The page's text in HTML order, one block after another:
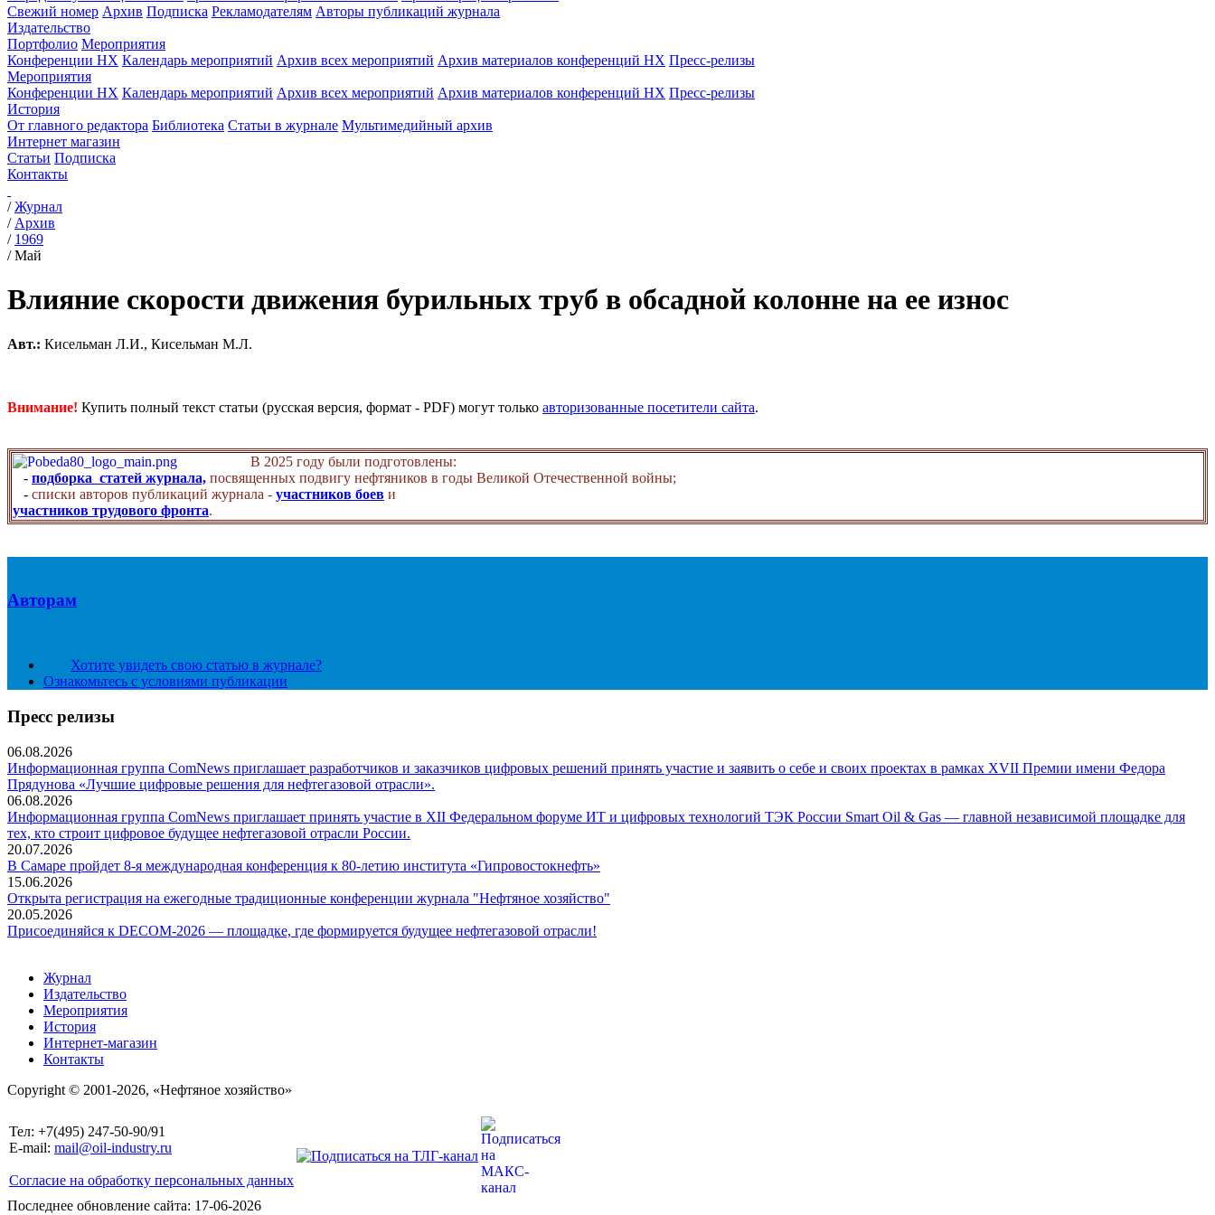
Свежий номер Архив Подписка Рекламодателям Авторы публикаций журнала
Издательство
Портфолио Мероприятия
Конференции НХ Календарь мероприятий Архив всех мероприятий Архив материалов конференций НХ Пресс-релизы
Мероприятия
Конференции НХ Календарь мероприятий Архив всех мероприятий Архив материалов конференций НХ Пресс-релизы
История
От главного редактора Библиотека Статьи в журнале Мультимедийный архив
Интернет магазин
Статьи Подписка
Контакты
/Журнал
/ Архив
/ 1969
/Май
Влияние скорости движения бурильных труб в обсадной колонне на ее износ
Авт.: Кисельман Л.И., Кисельман М.Л.
Внимание! Купить полный текст статьи (русская версия, формат - PDF) могут только авторизованные посетители сайта.
В 2025 году были подготовлены:
- подборка статей журнала, посвященных подвигу нефтяников в годы Великой Отечественной войны;
- списки авторов публикаций журнала - участников боев и
участников трудового фронта.
Авторам
Хотите увидеть свою статью в журнале?
Ознакомьтесь с условиями публикации
Пресс релизы
06.08.2026
Информационная группа ComNews приглашает разработчиков и заказчиков цифровых решений принять участие и заявить о себе и своих проектах в рамках XVII Премии имени Федора
Прядунова «Лучшие цифровые решения для нефтегазовой отрасли».
06.08.2026
Информационная группа ComNews приглашает принять участие в XII Федеральном форуме ИТ и цифровых технологий ТЭК России Smart Oil & Gas — главной независимой площадке для
тех, кто строит цифровое будущее нефтегазовой отрасли России.
20.07.2026
В Самаре пройдет 8-я международная конференция к 80-летию института «Гипровостокнефть»
15.06.2026
Открыта регистрация на ежегодные традиционные конференции журнала "Нефтяное хозяйство"
20.05.2026
Присоединяйся к DECOM-2026 — площадке, где формируется будущее нефтегазовой отрасли!
Журнал
Издательство
Мероприятия
История
Интернет-магазин
Контакты
Copyright © 2001-2026, «Нефтяное хозяйство»
Тел: +7(495) 247-50-90/91
E-mail: mail@oil-industry.ru
Согласие на обработку персональных данных
Последнее обновление сайта: 17-06-2026